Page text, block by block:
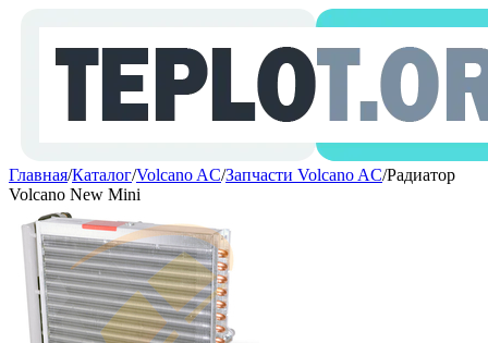
Главная/Каталог/Volcano AC/Запчасти Volcano AC/Радиатор
Volcano New Mini